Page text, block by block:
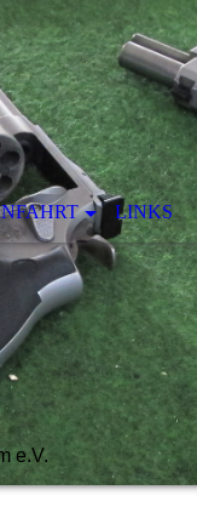
LINKS
e.V.